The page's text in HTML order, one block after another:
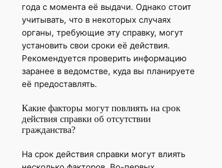
года с момента её выдачи. Однако стоит
учитывать, что в некоторых случаях
органы, требующие эту справку, могут
установить свои сроки её действия.
Рекомендуется проверить информацию
заранее в ведомстве, куда вы планируете
её предоставлять.
Какие факторы могут повлиять на срок
действия справки об отсутствии
гражданства?
На срок действия справки могут влиять